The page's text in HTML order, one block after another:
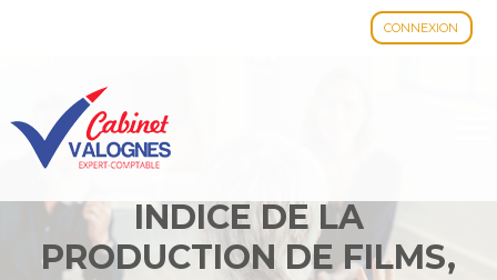
CONNEXION
Aller
contenu
INDICE DE LA
PRODUCTION DE FILMS,